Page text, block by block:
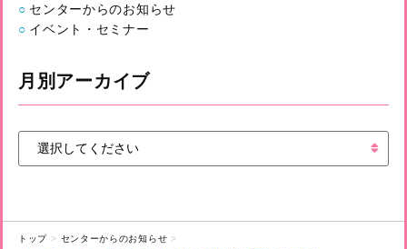
センターからのお知らせ
イベント・セミナー
月別アーカイブ
トップ
センターからのお知らせ